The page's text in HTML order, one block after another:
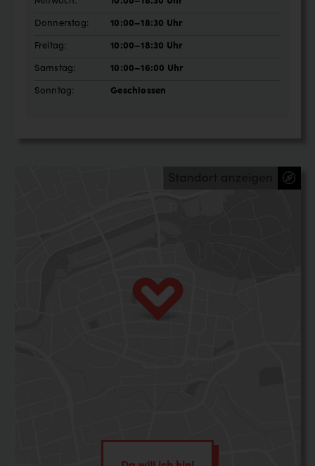
Donnerstag:
10:00–18:30 Uhr
Freitag:
10:00–18:30 Uhr
Samstag:
10:00–16:00 Uhr
Sonntag:
Geschlossen